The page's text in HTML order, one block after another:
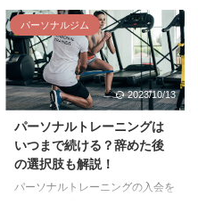
うも厳しいイメージがあって不
安」という方もいるでしょう。
私自身が元はトレーナーだった経
験からいうと、厳しくなるのは当
たり前です。 今回はその理由が
なぜなのか、どういう心構えで望
むべきなのか解説していきます。
パーソナルトレーニングは厳しい
のが当たり前の理由 パーソナル
トレーニングが厳しい理由は以下
の3点によるものです。 楽してダ
パーソナルジム
2023/10/13
パーソナルトレーニングは
いつまで続ける？辞めた後
の選択肢も解説！
パーソナルトレーニングの入会を